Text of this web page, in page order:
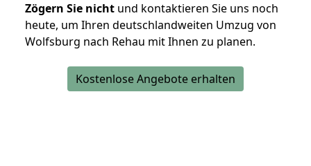
Zögern Sie nicht und kontaktieren Sie uns noch
heute, um Ihren deutschlandweiten Umzug von
Wolfsburg nach Rehau mit Ihnen zu planen.
Kostenlose Angebote erhalten